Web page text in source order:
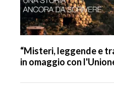
“Misteri, leggende e
in omaggio con